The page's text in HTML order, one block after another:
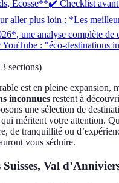
Écosse**✔️ Checklist
aller plus loin : *Les
une analyse complète de
YouTube : "éco-destinations
sections)
est en pleine expansion,
inconnues restent à
une sélection de
méritent votre attention.
de tranquillité ou
vous séduire.
Suisses, Val